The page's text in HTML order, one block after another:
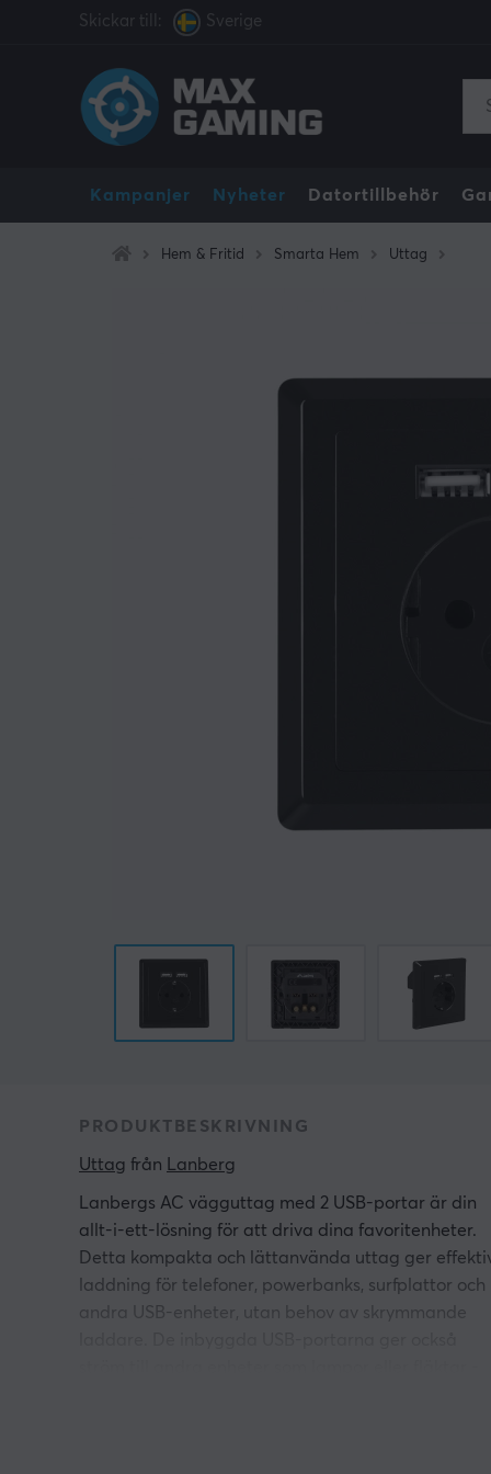
Skickar till: Sverige
Kampanjer Nyheter Datortillbehör
Hem & Fritid Smarta Hem Uttag
PRODUKTBESKRIVNING
Uttag från Lanberg
Lanbergs AC vägguttag med 2 USB-portar är din
allt-i-ett-lösning för att driva dina favoritenheter.
Detta kompakta och lättanvända uttag ger
laddning för telefoner, powerbanks, surfplattor och
andra USB-enheter, utan behov av skrymmande